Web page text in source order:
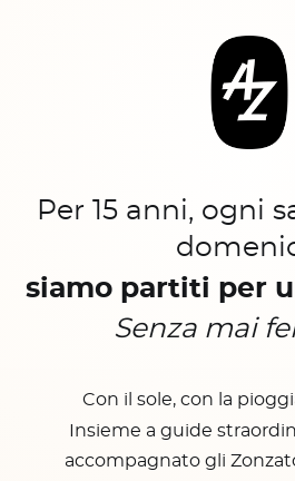
Per 15 anni, ogni
siamo partiti per
Senza mai
Con il sole, con la
Insieme a guide
accompagnato gli